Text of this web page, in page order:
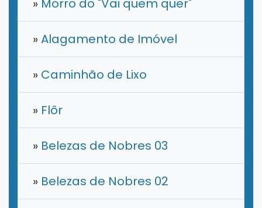
» Morro do "Vai quem quer"
»Alagamento de Imóvel
» Caminhão de Lixo
» Flôr
» Belezas de Nobres 03
» Belezas de Nobres 02